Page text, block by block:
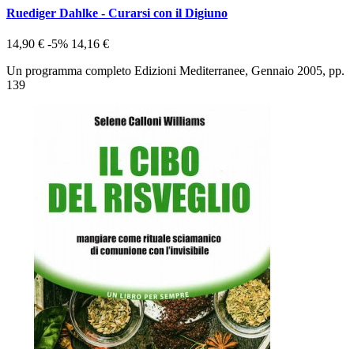
Ruediger Dahlke - Curarsi con il Digiuno
14,90 € -5% 14,16 €
Un programma completo Edizioni Mediterranee, Gennaio 2005, pp.
139